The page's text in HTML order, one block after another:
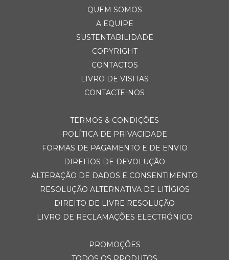
QUEM SOMOS
A EQUIPE
SUSTENTABILIDADE
COPYRIGHT
CONTACTOS
LIVRO DE VISITAS
CONTACTE-NOS
TERMOS & CONDIÇÕES
POLÍTICA DE PRIVACIDADE
FORMAS DE PAGAMENTO E DE ENVIO
DIREITOS DE DEVOLUÇÃO
ALTERAÇÃO DE DADOS E CONSENTIMENTO
RESOLUÇÃO ALTERNATIVA DE LITÍGIOS
DIREITO DE LIVRE RESOLUÇÃO
LIVRO DE RECLAMAÇÕES ELECTRÓNICO
PROMOÇÕES